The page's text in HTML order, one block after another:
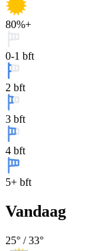
80%+
0-1 bft
2 bft
3 bft
4 bft
5+ bft
Vandaag
25° /33°